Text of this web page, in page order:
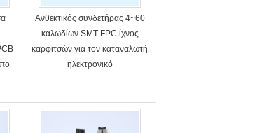
Ανθεκτικός συνδετήρας 4~60
καλωδίων SMT FPC ίχνος
καρφιτσών για τον καταναλωτή
ηλεκτρονικό